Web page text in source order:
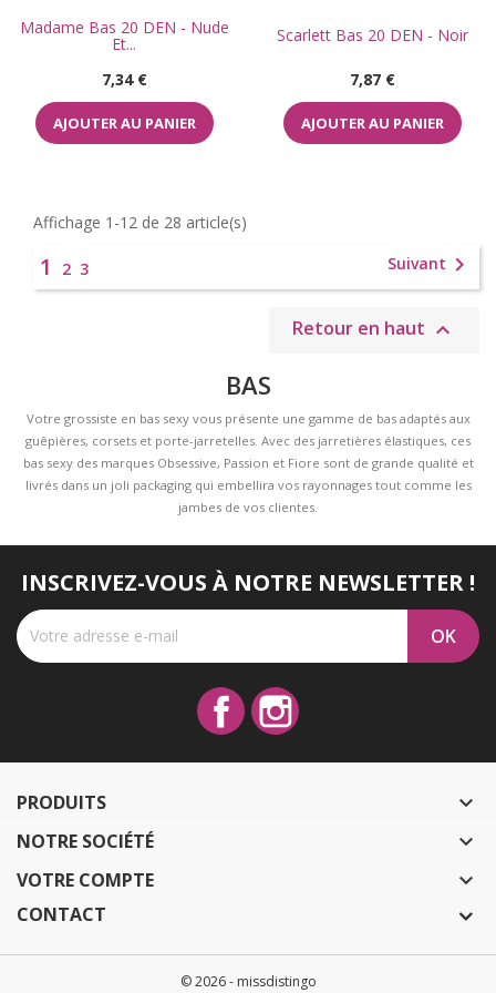
Madame Bas 20 DEN - Nude
Et...
Prix
7,34 €
AJOUTER AU PANIER
Scarlett Bas 20 DEN - Noir
Prix
7,87 €
AJOUTER AU PANIER
Affichage 1-12 de 28 article(s)
1 2 3 Suivant 
Retour en haut 
BAS
Votre grossiste en bas sexy vous présente une gamme de bas adaptés aux
guêpières, corsets et porte-jarretelles. Avec des jarretières élastiques, ces
bas sexy des marques Obsessive, Passion et Fiore sont de grande qualité et
livrés dans un joli packaging qui embellira vos rayonnages tout comme les
jambes de vos clientes.
INSCRIVEZ-VOUS À NOTRE NEWSLETTER !
Facebook
PRODUITS 
NOTRE SOCIÉTÉ 
VOTRE COMPTE 
CONTACT
© 2026 - missdistingo